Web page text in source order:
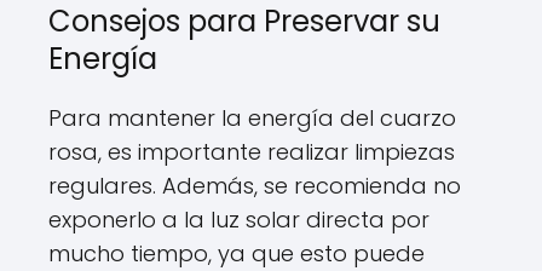
Consejos para Preservar su
Energía
Para mantener la energía del cuarzo
rosa, es importante realizar limpiezas
regulares. Además, se recomienda no
exponerlo a la luz solar directa por
mucho tiempo, ya que esto puede